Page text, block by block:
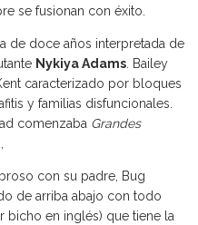
se fusionan con éxito.
de doce años interpretada de
Nykiya Adams . Bailey
caracterizado por bloques
y familias disfuncionales.
comenzaba Grandes
con su padre, Bug
de arriba abajo con todo
bicho en inglés) que tiene la